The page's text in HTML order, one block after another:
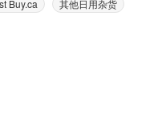
Buy.ca 其他日用杂货